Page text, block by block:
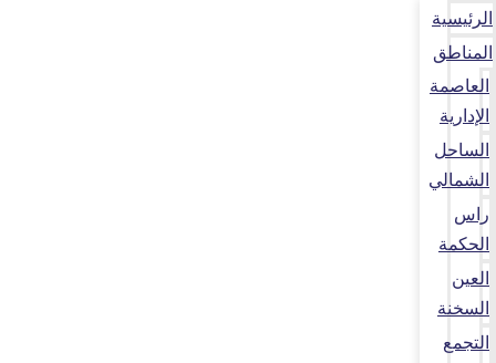
الرئيسية
المناطق
العاصمة
الإدارية
الساحل
الشمالي
راس
الحكمة
العين
السخنة
التجمع